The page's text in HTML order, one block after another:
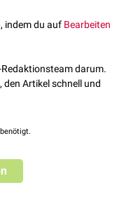
indem du auf Bearbeiten
darum.
den Artikel schnell und